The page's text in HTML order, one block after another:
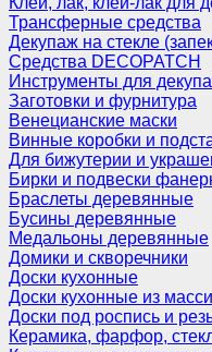
Трансферные средства
Декупаж на стекле
Средства DECOPATCH
Инструменты для
Заготовки и фурнитура
Венецианские маски
Винные коробки и
Для бижутерии и
Бирки и подвески
Браслеты деревянные
Бусины деревянные
Медальоны деревянные
Домики и скворечники
Доски кухонные
Доски кухонные из
Доски под роспись и
Керамика, фарфор,